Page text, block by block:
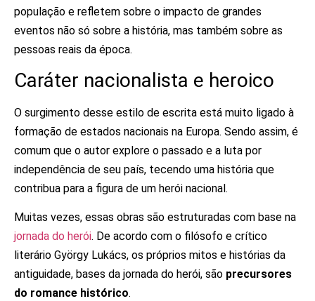
população e refletem sobre o impacto de grandes
eventos não só sobre a história, mas também sobre as
pessoas reais da época.
Caráter nacionalista e heroico
O surgimento desse estilo de escrita está muito ligado à
formação de estados nacionais na Europa. Sendo assim, é
comum que o autor explore o passado e a luta por
independência de seu país, tecendo uma história que
contribua para a figura de um herói nacional.
Muitas vezes, essas obras são estruturadas com base na
jornada do herói. De acordo com o filósofo e crítico
literário György Lukács, os próprios mitos e histórias da
antiguidade, bases da jornada do herói, são precursores
do romance histórico.